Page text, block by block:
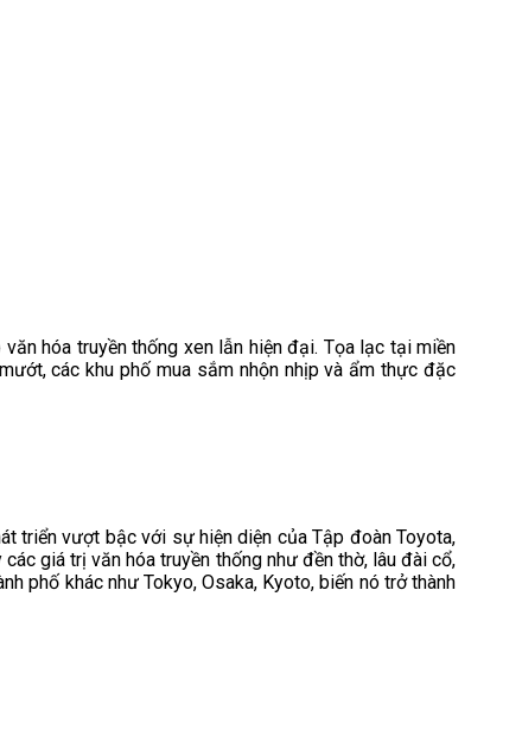
hóa truyền thống xen lẫn hiện đại. Tọa lạc tại miền
các khu phố mua sắm nhộn nhịp và ẩm thực đặc
triển vượt bậc với sự hiện diện của Tập đoàn Toyota,
giá trị văn hóa truyền thống như đền thờ, lâu đài cổ,
phố khác như Tokyo, Osaka, Kyoto, biến nó trở thành